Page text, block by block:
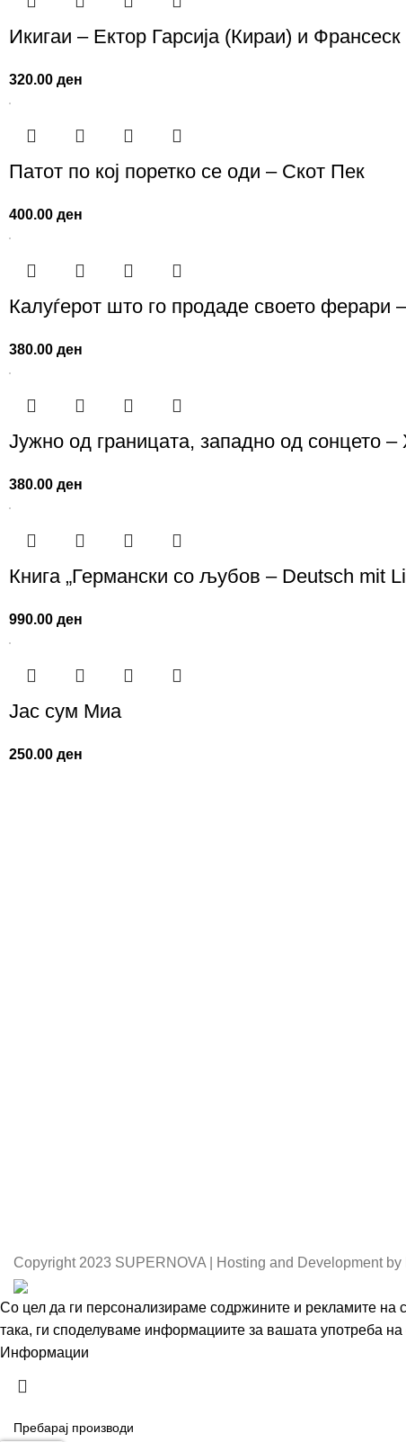
Икигаи – Ектор Гарсија (Кираи) и
320.00ден
Патот по кој поретко се оди – Скот Пек
400.00ден
Калуѓерот што го продаде своето
380.00ден
Јужно од границата, западно од сонцето
380.00ден
Книга „Германски со љубов – Deutsch mit
990.00ден
Јас сум Миа
250.00ден
Copyright 2023 SUPERNOVA | Hosting and Development
Со цел да ги персонализираме содржините и рекламите на
така, ги споделуваме информациите за вашата употреба
Информации